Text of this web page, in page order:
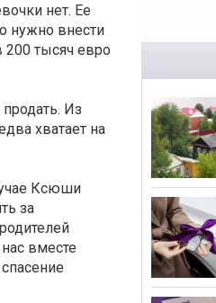
нет. Ее
нужно внести
тысяч евро
Из
хватает на
Ксюши
за
вместе